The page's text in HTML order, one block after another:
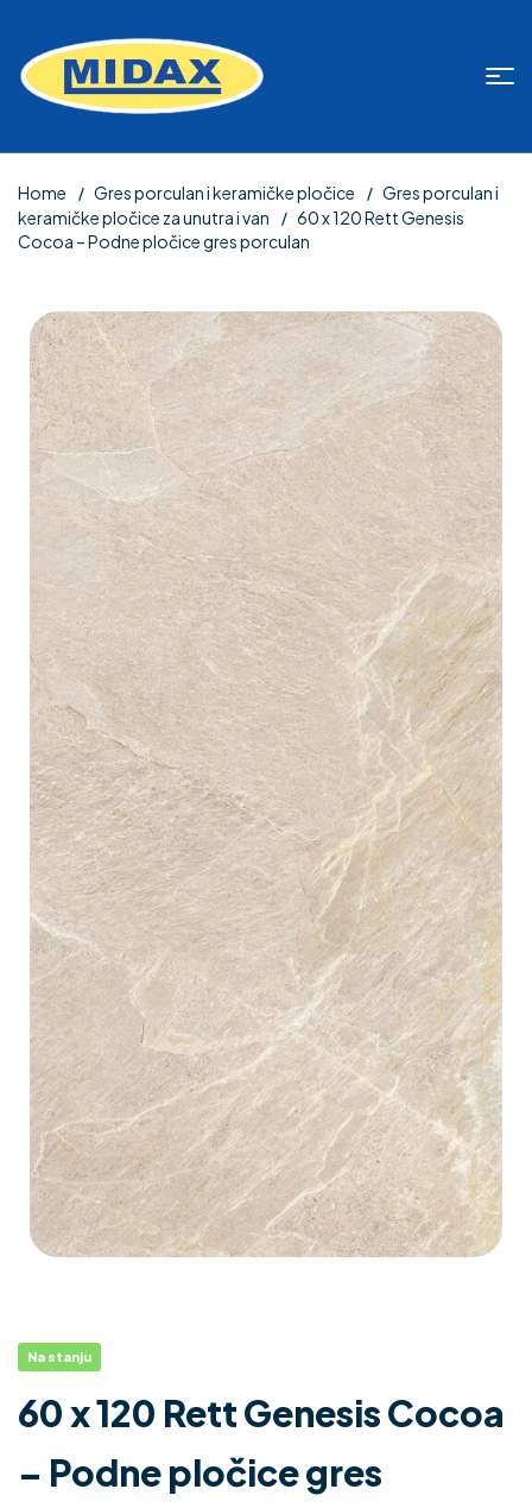
Home Gres porculan i keramičke pločice
Gres porculan i
keramičke pločice za unutra i van
60 x 120 Rett Genesis
Cocoa – Podne pločice gres porculan
Na stanju
60 x 120 Rett Genesis Cocoa
– Podne pločice gres